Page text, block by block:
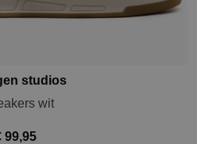
studios
wit
99,95